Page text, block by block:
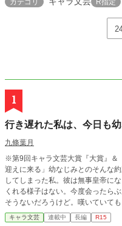
カテゴリ R指定
1
行き遅れた私は、今日も
九條葉月
※第9回キャラ文芸大賞『大賞』＆『読者賞』
迎えに来る」幼なじみとのそんな
してしまった私。彼は無事皇帝に
くれる様子はない。今度会ったら
そうないだろうけど。嘆いていて
て、“神仙術士”として生きていく
キャラ文芸 連載中 長編 R15